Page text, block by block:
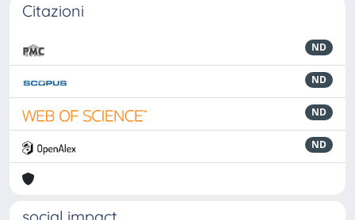
Citazioni
ND
ND
ND
ND